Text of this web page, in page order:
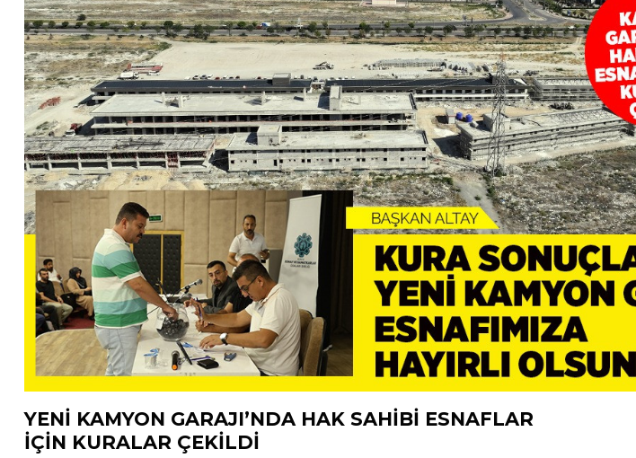
YENİ KAMYON GARAJI’NDA HAK SAHİBİ ESNAFLAR
İÇİN KURALAR ÇEKİLDİ